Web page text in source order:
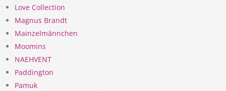
Love Collection
Magnus Brandt
Mainzelmännchen
Moomins
NAEHVENT
Paddington
Pamuk